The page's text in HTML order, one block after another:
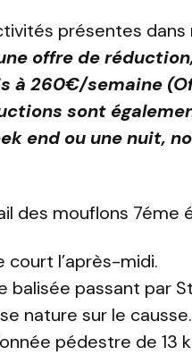
présentes
offre de
à 260€/semaine
sont
end ou une nuit,
des mouflons 7éme
court l’après-midi.
balisée passant par
nature sur le
pédestre de 13